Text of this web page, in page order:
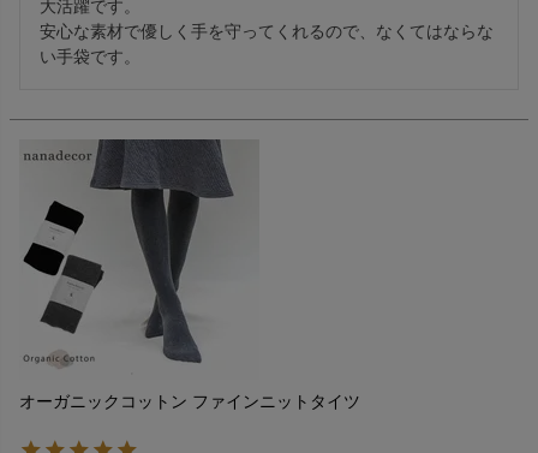
大活躍です。
安心な素材で優しく手を守ってくれるので、なくてはならな
い手袋です。
オーガニックコットン ファインニットタイツ